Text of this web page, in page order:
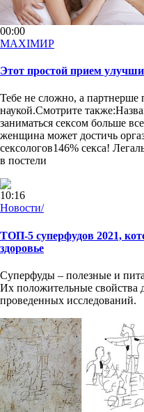
00:00
MAXIMИР
Этот простой прием
Тебе не сложно, а партнерше
наукой.Смотрите
заниматься сексом больше
женщина может достичь
сексологов146% секса!
в постели
10:16
Новости/
ТОП-5 суперфудов 2021,
здоровье
Суперфуды – полезные и
Их положительные свойства
проведенных исследований.